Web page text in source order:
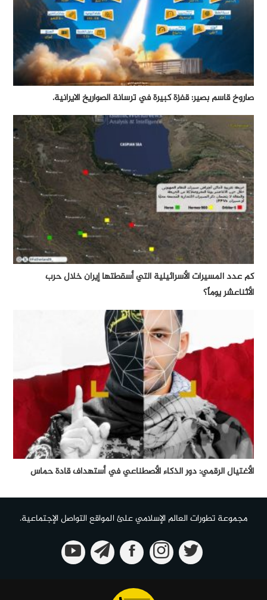
صاروخ قاسم بصير: قفزة كبيرة في ترسانة الصواريخ الايرانية.
كم عدد المسيرات الأسرائيلية التي أسقطتها إيران خلال حرب
الأثناعشر يوماً؟
الأغتيال الرقمي: دور الذكاء الأصطناعي في أستهداف قادة حماس
مجموعة تطورات العالم الإسلامي علئ المواقع التواصل الإجتماعية.